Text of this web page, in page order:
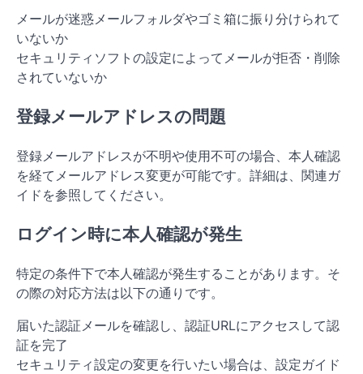
メールが迷惑メールフォルダやゴミ箱に振り分けられて
いないか
セキュリティソフトの設定によってメールが拒否・削除
されていないか
登録メールアドレスの問題
登録メールアドレスが不明や使用不可の場合、本人確認
を経てメールアドレス変更が可能です。詳細は、関連ガ
イドを参照してください。
ログイン時に本人確認が発生
特定の条件下で本人確認が発生することがあります。そ
の際の対応方法は以下の通りです。
届いた認証メールを確認し、認証URLにアクセスして認
証を完了
セキュリティ設定の変更を行いたい場合は、設定ガイド